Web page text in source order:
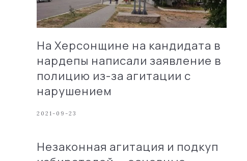
На Херсонщине на кандидата в
нардепы написали заявление в
полицию из-за агитации с
нарушением
2021-09-23
Незаконная агитация и подкуп